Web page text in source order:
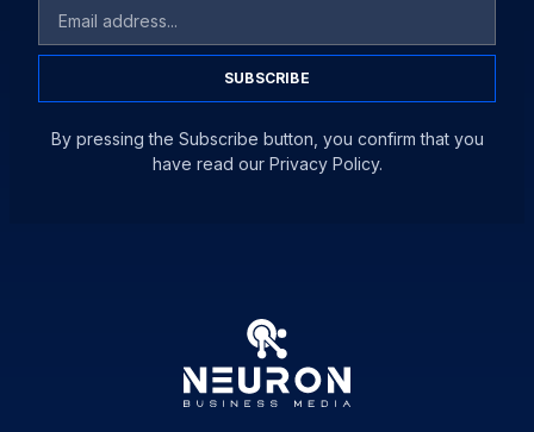
SUBSCRIBE
By pressing the Subscribe button, you confirm that you
have read our Privacy Policy.